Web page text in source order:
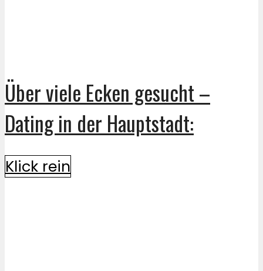
Über viele Ecken gesucht –
Dating in der Hauptstadt:
Klick rein